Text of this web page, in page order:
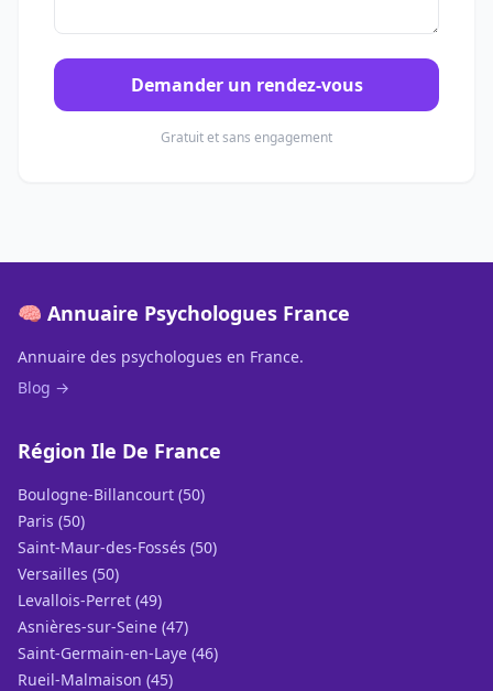
Demander un rendez-vous
Gratuit et sans engagement
🧠 Annuaire Psychologues France
Annuaire des psychologues en France.
Blog →
Région Ile De France
Boulogne-Billancourt (50)
Paris (50)
Saint-Maur-des-Fossés (50)
Versailles (50)
Levallois-Perret (49)
Asnières-sur-Seine (47)
Saint-Germain-en-Laye (46)
Rueil-Malmaison (45)